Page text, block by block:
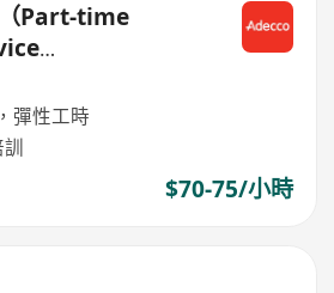
Part-time
彈性工時
$70-75/小時